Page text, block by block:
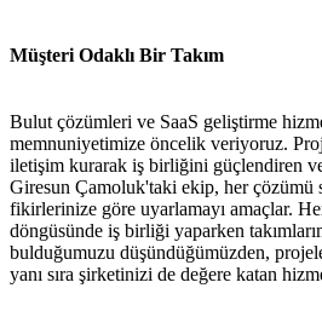
Müşteri Odaklı Bir Takım
Bulut çözümleri ve SaaS geliştirme
memnuniyetimize öncelik veriyoruz.
iletişim kurarak iş birliğini güçlendiren ve
Giresun Çamoluk'taki ekip, her çözümü
fikirlerinize göre uyarlamayı amaçlar.
döngüsünde iş birliği yaparken
bulduğumuzu düşündüğümüzden,
yanı sıra şirketinizi de değere katan